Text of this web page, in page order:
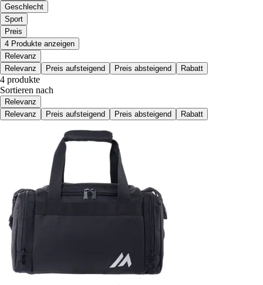
Geschlecht
Sport
Preis
4 Produkte anzeigen
Relevanz
Relevanz
Preis aufsteigend Preis absteigend Rabatt
4 produkte
Sortieren nach
Relevanz
Relevanz
Preis aufsteigend Preis absteigend Rabatt